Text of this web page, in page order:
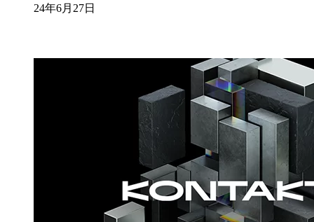
24年6月27日